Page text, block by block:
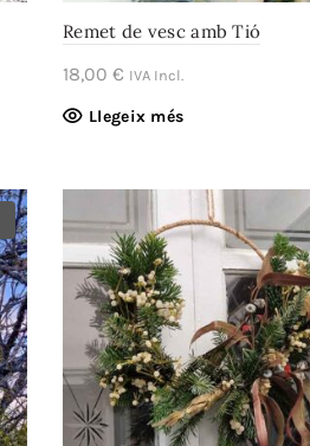
Remet de vesc amb Tió
18,00 € IVA Incl.
Llegeix més